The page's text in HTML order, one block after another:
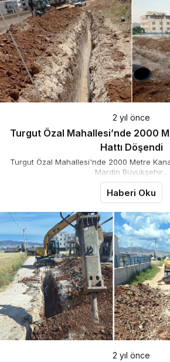
2 yıl önce
Turgut Özal Mahallesi’nde 2000
Hattı Döşendi
Turgut Özal Mahallesi'nde 2000 Metre
Mardin Büyükşehir...
Haberi Oku
2 yıl önce